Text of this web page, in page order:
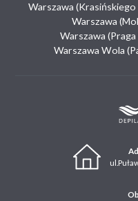
Warszawa (Krasińskiego
Warszawa
Warszawa
Warszawa Wola